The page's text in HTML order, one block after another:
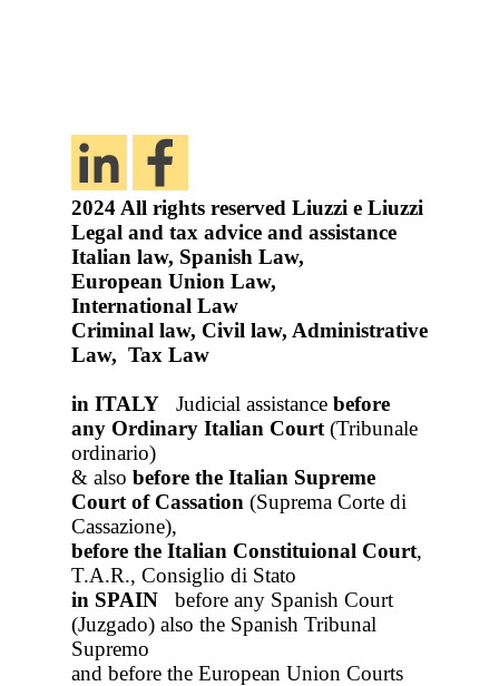
2024 All rights reserved Liuzzi e Liuzzi
Legal and tax advice and assistance
Italian law, Spanish Law,
European Union Law,
International Law
Criminal law, Civil law, Administrative
Law, Tax Law
in ITALY Judicial assistance before
any Ordinary Italian Court (Tribunale
ordinario)
& also before the Italian Supreme
Court of Cassation (Suprema Corte di
Cassazione),
before the Italian Constituional Court,
T.A.R., Consiglio di Stato
in SPAIN before any Spanish Court
(Juzgado) also the Spanish Tribunal
Supremo
and before the European Union Courts